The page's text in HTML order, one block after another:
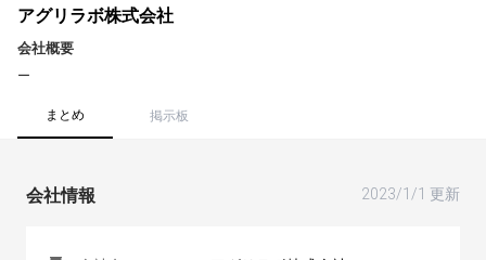
アグリラボ株式会社
会社概要
ー
まとめ 掲示板
会社情報 2023/1/1 更新